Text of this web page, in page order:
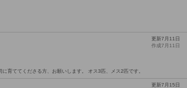
育ててくださる方、お願いします。 オス3匹、メス2匹です。
更新7月11日
作成7月11日
更新7月15日